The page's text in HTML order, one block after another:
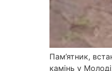
Пам’ятник,
камінь у